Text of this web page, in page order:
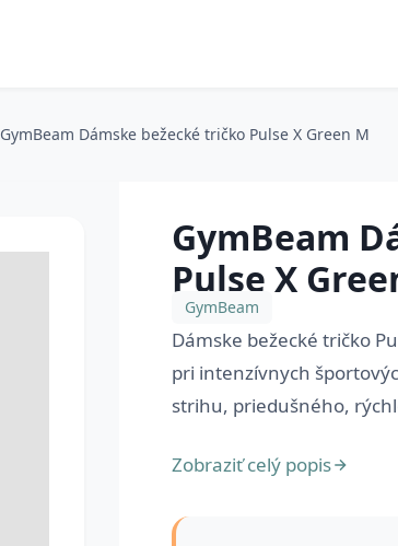
GymBeam Dámske bežecké tričko Pulse X Green M
GymBeam
Pulse X
GymBeam
Dámske bežecké tričko
pri intenzívnych
strihu, priedušného,
Zobraziť celý popis